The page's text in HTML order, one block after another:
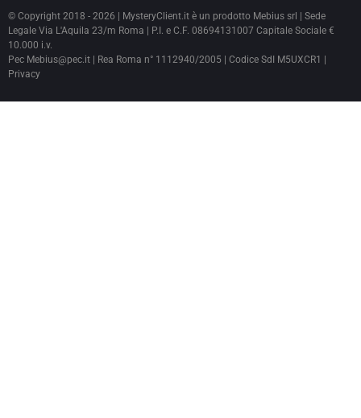
© Copyright 2018 - 2026 | MysteryClient.it è un prodotto Mebius srl
| Sede
Legale Via L'Aquila 23/m Roma | P.I. e C.F. 08694131007 Capitale Sociale €
10.000 i.v.
Pec Mebius@pec.it | Rea Roma n° 1112940/2005 | Codice SdI M5UXCR1 |
Privacy